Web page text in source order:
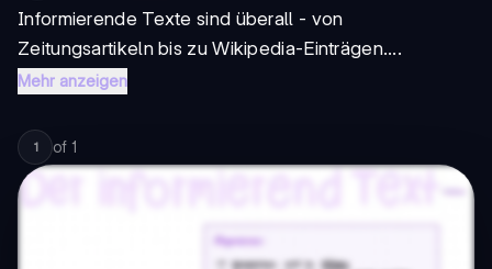
Informierende Texte sind überall - von
Zeitungsartikeln bis zu Wikipedia-Einträgen....
Mehr anzeigen
1 of 1